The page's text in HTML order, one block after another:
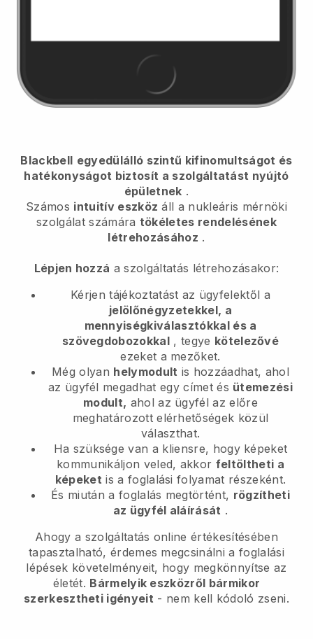
Blackbell egyedülálló szintű kifinomultságot és
hatékonyságot biztosít a szolgáltatást nyújtó
épületnek .
Számos intuitív eszköz áll a nukleáris mérnöki
szolgálat számára tökéletes rendelésének
létrehozásához .
Lépjen hozzá a szolgáltatás létrehozásakor:
Kérjen tájékoztatást az ügyfelektől a
jelölőnégyzetekkel, a
mennyiségkiválasztókkal és a
szövegdobozokkal , tegye kötelezővé
ezeket a mezőket.
Még olyan helymodult is hozzáadhat, ahol
az ügyfél megadhat egy címet és ütemezési
modult, ahol az ügyfél az előre
meghatározott elérhetőségek közül
választhat.
Ha szüksége van a kliensre, hogy képeket
kommunikáljon veled, akkor feltöltheti a
képeket is a foglalási folyamat részeként.
És miután a foglalás megtörtént, rögzítheti
az ügyfél aláírását .
Ahogy a szolgáltatás online értékesítésében
tapasztalható, érdemes megcsinálni a foglalási
lépések követelményeit, hogy megkönnyítse az
életét. Bármelyik eszközről bármikor
szerkesztheti igényeit - nem kell kódoló zseni.